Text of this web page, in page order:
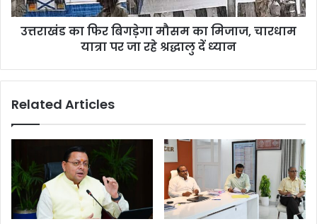
यात्रा
ध्‍यान
उत्तराखंड का फिर बिगड़ेगा मौसम का मिजाज, चारधाम
यात्रा पर जा रहे श्रद्धालु दें ध्‍यान
Related Articles